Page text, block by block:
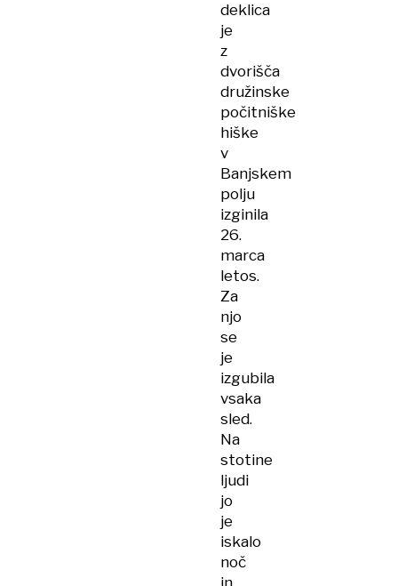
deklica
je
z
dvorišča
družinske
počitniške
hiške
v
Banjskem
polju
izginila
26.
marca
letos.
Za
njo
se
je
izgubila
vsaka
sled.
Na
stotine
ljudi
jo
je
iskalo
noč